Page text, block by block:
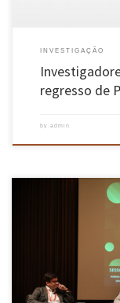
INVESTIGAÇÃO
regresso de
by admin
Evento conta nos dias 30 e
que a Universidade do
quase 230 milhões de euros
patentes, tem […]